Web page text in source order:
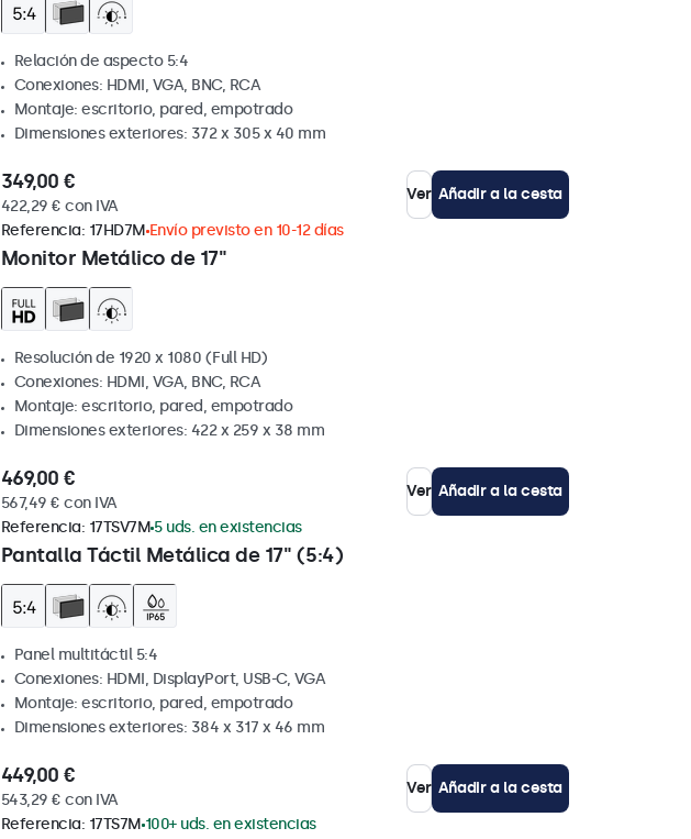
Relación de aspecto 5:4
Conexiones: HDMI, VGA, BNC, RCA
Montaje: escritorio, pared, empotrado
Dimensiones exteriores: 372 x 305 x 40 mm
349,00 €
422,29 € con IVA
Ver Añadir a la cesta
Monitor Metálico de 17"
Referencia: 17HD7M Envío previsto en 10-12 días
Resolución de 1920 x 1080 (Full HD)
Conexiones: HDMI, VGA, BNC, RCA
Montaje: escritorio, pared, empotrado
Dimensiones exteriores: 422 x 259 x 38 mm
469,00 €
567,49 € con IVA
Ver Añadir a la cesta
Pantalla Táctil Metálica de 17" (5:4)
Referencia: 17TSV7M 5 uds. en existencias
Panel multitáctil 5:4
Conexiones: HDMI, DisplayPort, USB-C, VGA
Montaje: escritorio, pared, empotrado
Dimensiones exteriores: 384 x 317 x 46 mm
449,00 €
543,29 € con IVA
Ver Añadir a la cesta
Referencia: 17TS7M 100+ uds. en existencias